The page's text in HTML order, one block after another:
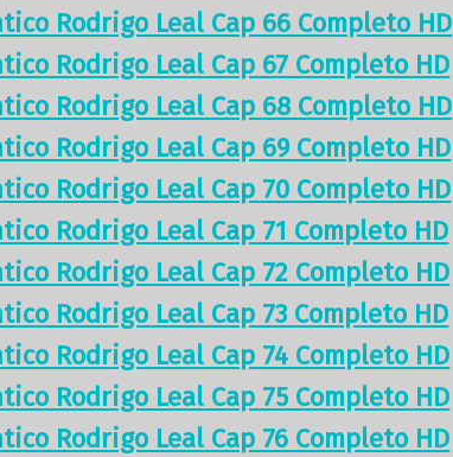
Rodrigo Leal Cap 66 Completo HD
Rodrigo Leal Cap 67 Completo HD
Rodrigo Leal Cap 68 Completo HD
Rodrigo Leal Cap 69 Completo HD
Rodrigo Leal Cap 70 Completo HD
Rodrigo Leal Cap 71 Completo HD
Rodrigo Leal Cap 72 Completo HD
Rodrigo Leal Cap 73 Completo HD
Rodrigo Leal Cap 74 Completo HD
Rodrigo Leal Cap 75 Completo HD
Rodrigo Leal Cap 76 Completo HD